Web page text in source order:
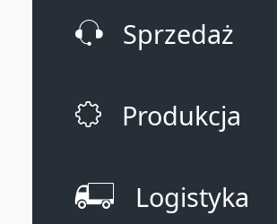
Sprzedaż
Produkcja
Logistyka